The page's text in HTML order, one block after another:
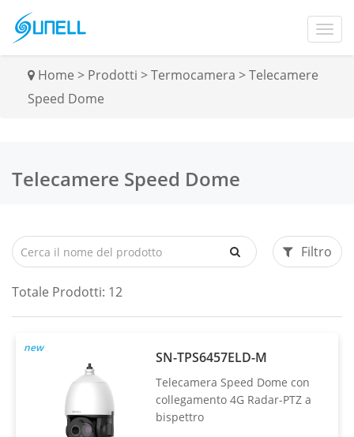
Home > Prodotti >Termocamera >Telecamere
Speed Dome
Telecamere Speed Dome
Filtro
Totale Prodotti: 12
new
SN-TPS6457ELD-M
Telecamera Speed Dome con
collegamento 4G Radar-PTZ a
bispettro